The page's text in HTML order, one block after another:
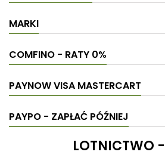
MARKI
COMFINO - RATY 0%
PAYNOW VISA MASTERCART
PAYPO - ZAPŁAĆ PÓŹNIEJ
LOTNICTWO